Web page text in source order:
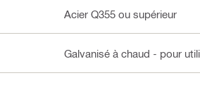
Acier Q355 ou supérieur
Galvanisé à chaud - pour